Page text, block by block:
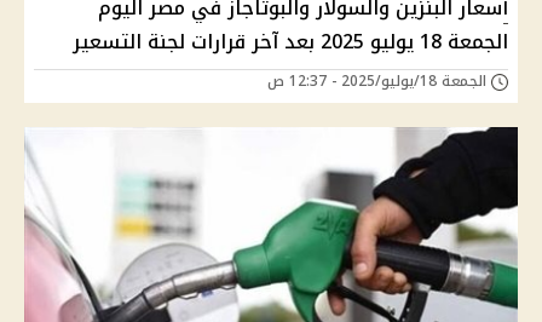
أسعار البنزين والسولار والبوتاجاز في مصر اليوم
الجمعة 18 يوليو 2025 بعد آخر قرارات لجنة التسعير
الجمعة 18/يوليو/2025 - 12:37 ص